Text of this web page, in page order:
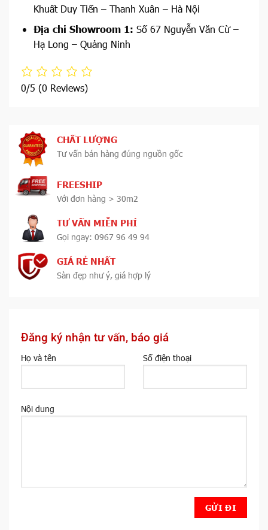
Khuất Duy Tiến – Thanh Xuân – Hà Nội
Địa chỉ Showroom 1: Số 67 Nguyễn Văn Cừ –
Hạ Long – Quảng Ninh
0/5 (0 Reviews)
CHẤT LƯỢNG
Tư vấn bán hàng đúng nguồn gốc
FREESHIP
Với đơn hàng > 30m2
TƯ VẤN MIỄN PHÍ
Gọi ngay: 0967 96 49 94
GIÁ RẺ NHẤT
Sàn đẹp như ý, giá hợp lý
Đăng ký nhận tư vấn, báo giá
Họ và tên Số điện thoại
Nội dung